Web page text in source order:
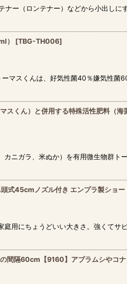
ー（ロンテナー）などから小出し
） [TBG-TH006]
マスくんは、好気性菌40％嫌気性
くん）と併用する特殊活性肥料（海
ニガラ、米ぬか）を有用微生物群ト
頭式45cmノズル付き エンプラ製シ
用にちょうどいい大きさ。強くて
間隔60cm【9160】アブラムシやコ